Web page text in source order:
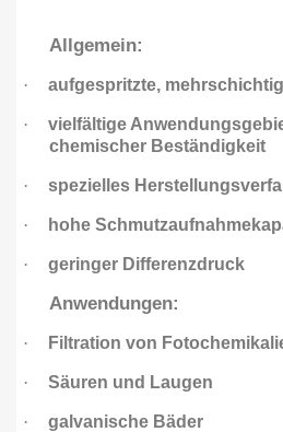
Allgemein:
· aufgespritzte,
·
vielfältige
chemischer Beständigkeit
· spezielles
· hohe
· geringer Differenzdruck
Anwendungen:
· Filtration von
· Säuren und Laugen
· galvanische Bäder